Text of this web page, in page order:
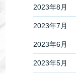
2023年8月
2023年7月
2023年6月
2023年5月